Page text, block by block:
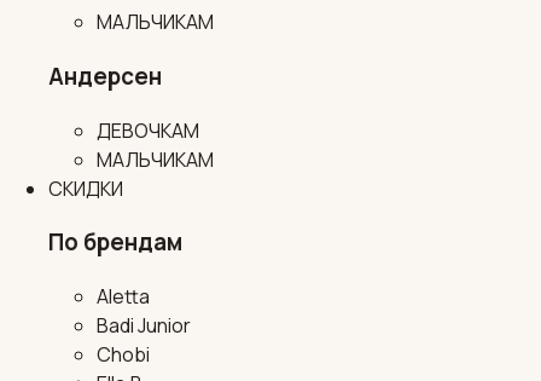
МАЛЬЧИКАМ
Андерсен
ДЕВОЧКАМ
МАЛЬЧИКАМ
СКИДКИ
По брендам
Aletta
Badi Junior
Chobi